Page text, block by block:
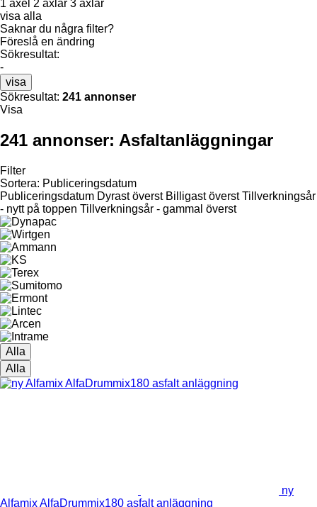
1 axel 2 axlar 3 axlar
visa alla
Saknar du några filter?
Föreslå en ändring
Sökresultat:
-
visa
Sökresultat: 241 annonser
Visa
241 annonser: Asfaltanläggningar
Filter
Sortera: Publiceringsdatum
Publiceringsdatum Dyrast överst Billigast överst Tillverkningsår
- nytt på toppen Tillverkningsår - gammal överst
Alla
Alla
ny
Alfamix AlfaDrummix180 asfalt anläggning